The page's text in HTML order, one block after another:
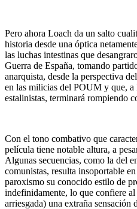
Pero ahora Loach da un salto
historia desde una óptica
las luchas intestinas que
Guerra de España, tomando
anarquista, desde la perspectiva
en las milicias del POUM y que, a
estalinistas, terminará rompiendo
Con el tono combativo que
película tiene notable altura, a
Algunas secuencias, como la del
comunistas, resulta insoportable
paroxismo su conocido estilo de
indefinidamente, lo que confiere
arriesgada) una extraña sensación